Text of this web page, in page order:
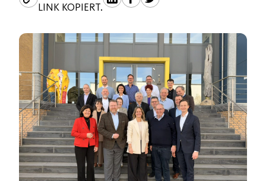
LINK KOPIERT.